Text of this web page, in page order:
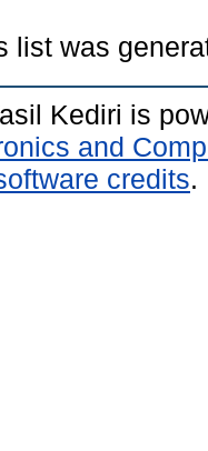
list was
Kediri is
and
credits.